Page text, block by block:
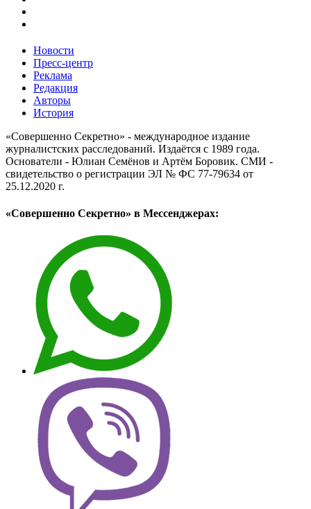
Новости
Пресс-центр
Реклама
Редакция
Авторы
История
«Совершенно Секретно» - международное издание
журналистских расследований. Издаётся с 1989 года.
Основатели - Юлиан Семёнов и Артём Боровик. CМИ -
свидетельство о регистрации ЭЛ № ФС 77-79634 от
25.12.2020 г.
«Совершенно Секретно» в Мессенджерах: